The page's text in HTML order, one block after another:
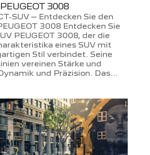
3008
SUV – Entdecken Sie den
3008 Entdecken Sie
PEUGEOT 3008, der die
eines SUV mit
Stil verbindet. Seine
vereinen Stärke und
und Präzision. Das...